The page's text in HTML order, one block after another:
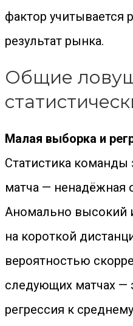
фактор учитывается
результат рынка.
Общие
Малая выборка и
Статистика команды
матча — ненадёжная
Аномально высокий
на короткой
вероятностью
следующих матчах —
регрессия к